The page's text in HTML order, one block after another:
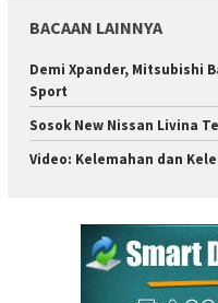
BACAAN LAINNYA
Demi Xpander, Mitsubishi
Sport
Sosok New Nissan Livina
Video: Kelemahan dan